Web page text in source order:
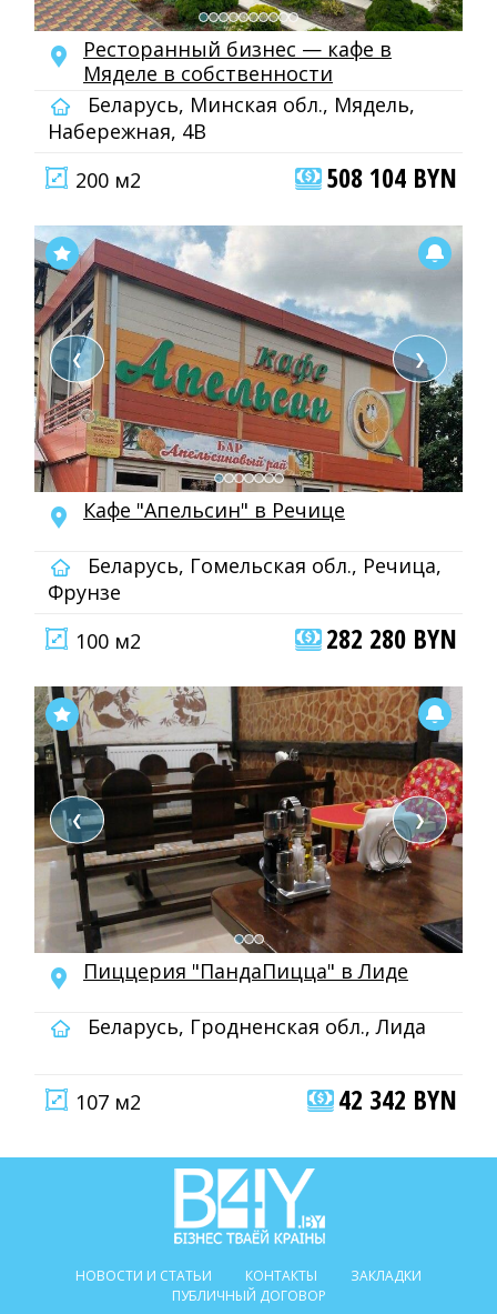
Ресторанный бизнес — кафе в
Мяделе в собственности
Беларусь, Минская обл., Мядель,
Набережная, 4В
200 м2
508 104 BYN
❮ ❯
Кафе "Апельсин" в Речице
Беларусь, Гомельская обл., Речица,
Фрунзе
100 м2
282 280 BYN
❮ ❯
Пиццерия "ПандаПицца" в Лиде
Беларусь, Гродненская обл., Лида
107 м2 42 342 BYN
НОВОСТИ И СТАТЬИ КОНТАКТЫ
ЗАКЛАДКИ
ПУБЛИЧНЫЙ ДОГОВОР